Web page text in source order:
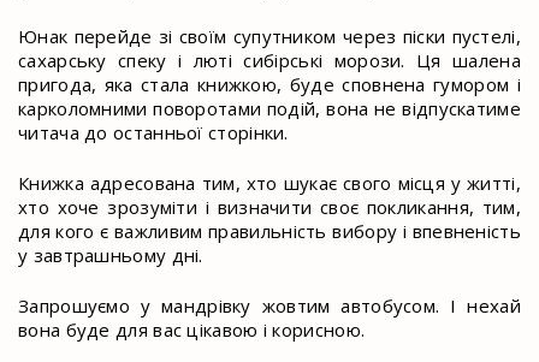
Юнак перейде зі своїм супутником через піски пустелі,
сахарську спеку і люті сибірські морози. Ця шалена
пригода, яка стала книжкою, буде сповнена гумором і
карколомними поворотами подій, вона не відпускатиме
читача до останньої сторінки.
Книжка адресована тим, хто шукає свого місця у житті,
хто хоче зрозуміти і визначити своє покликання, тим,
для кого є важливим правильність вибору і впевненість
у завтрашньому дні.
Запрошуємо у мандрівку жовтим автобусом. І нехай
вона буде для вас цікавою і корисною.